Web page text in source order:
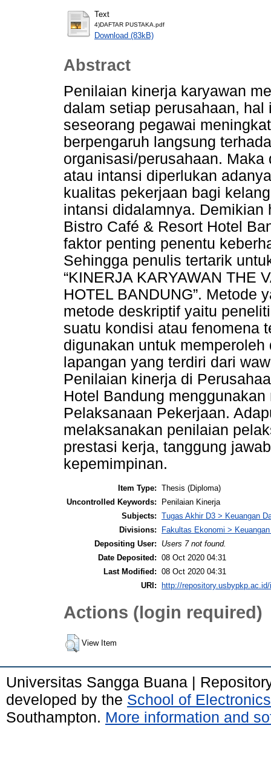
Text
4)DAFTAR PUSTAKA.pdf
Download (83kB)
Abstract
Penilaian kinerja karyawan
dalam setiap perusahaan,
seseorang pegawai
berpengaruh langsung
organisasi/perusahaan.
atau intansi diperlukan
kualitas pekerjaan bagi
intansi didalamnya. Demikian
Bistro Café & Resort Hotel
faktor penting penentu
Sehingga penulis tertarik
“KINERJA KARYAWAN THE
HOTEL BANDUNG”. Metode
metode deskriptif yaitu
suatu kondisi atau fenomena
digunakan untuk
lapangan yang terdiri dari
Penilaian kinerja di
Hotel Bandung
Pelaksanaan Pekerjaan.
melaksanakan penilaian
prestasi kerja, tanggung
kepemimpinan.
Item Type: Thesis (Diploma)
Uncontrolled Keywords:
Penilaian Kinerja
Subjects: Tugas Akhir D3 > Keuangan
Divisions:
Fakultas Ekonomi >
Depositing User:
Users 7 not found.
Date Deposited: 08 Oct 2020 04:31
Last Modified: 08 Oct 2020 04:31
URI:
http://
Actions (login required)
View Item
Universitas Sangga Buana |
developed by the School of
Southampton. More information and